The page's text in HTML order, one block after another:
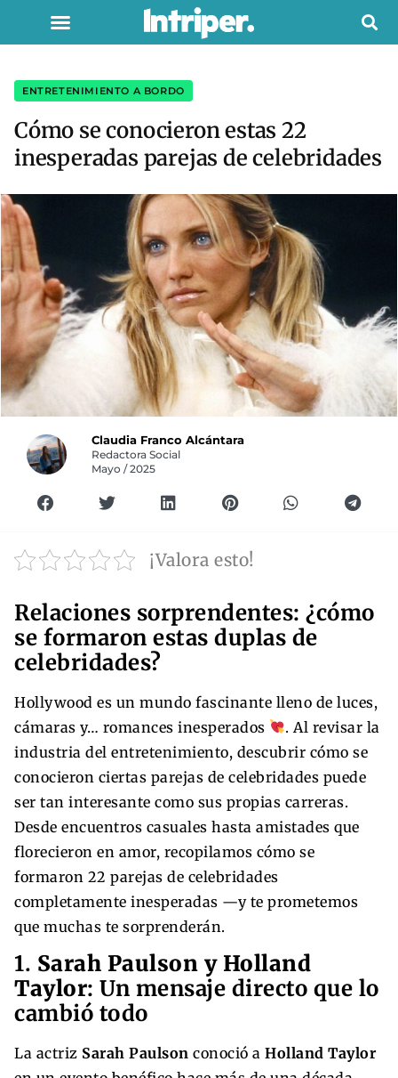
ENTRETENIMIENTO A BORDO
Cómo se conocieron estas 22
inesperadas parejas de celebridades
Claudia Franco Alcántara
Redactora Social
Mayo / 2025
¡Valora esto!
Relaciones sorprendentes: ¿cómo
se formaron estas duplas de
celebridades?
Hollywood es un mundo fascinante lleno de luces,
cámaras y… romances inesperados
. Al revisar la
industria del entretenimiento, descubrir cómo se
conocieron ciertas parejas de celebridades puede
ser tan interesante como sus propias carreras.
Desde encuentros casuales hasta amistades que
florecieron en amor, recopilamos cómo se
formaron 22 parejas de celebridades
completamente inesperadas —y te prometemos
que muchas te sorprenderán.
1. Sarah Paulson y Holland
Taylor: Un mensaje directo que lo
cambió todo
La actriz Sarah Paulson conoció a Holland Taylor